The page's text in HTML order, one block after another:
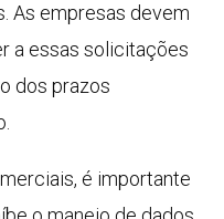
As empresas devem
a essas solicitações
dos prazos
é importante